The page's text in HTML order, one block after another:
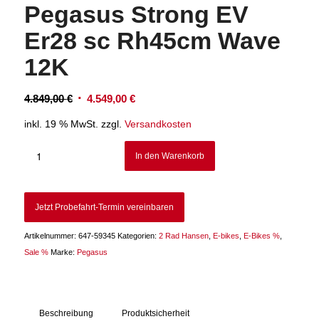
Pegasus Strong EV
Er28 sc Rh45cm Wave
12K
4.849,00€ Ursprünglicher
4.549,00 €Aktueller
inkl. 19 % MwSt. zzgl. Versandkosten
In den Warenkorb
Jetzt Probefahrt-Termin vereinbaren
Artikelnummer: 647-59345 Kategorien: 2 Rad Hansen, E-bikes E-Bikes %,
Sale % Marke: Pegasus
Beschreibung Produktsicherheit